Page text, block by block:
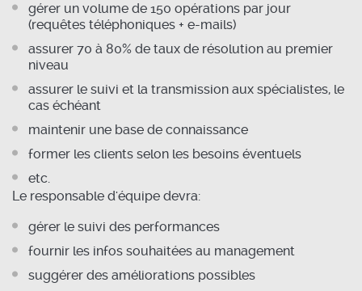
gérer un volume de 150 opérations par jour
(requêtes téléphoniques + e-mails)
assurer 70 à 80% de taux de résolution au premier
niveau
assurer le suivi et la transmission aux spécialistes, le
cas échéant
maintenir une base de connaissance
former les clients selon les besoins éventuels
etc.
Le responsable d'équipe devra:
gérer le suivi des performances
fournir les infos souhaitées au management
suggérer des améliorations possibles